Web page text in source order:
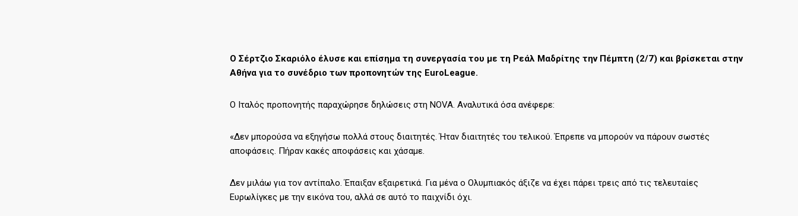
Ο Σέρτζιο Σκαριόλο έλυσε και επίσημα τη συνεργασία του με τη Ρεάλ Μαδρίτης την Πέμπτη (2/7) και βρίσκεται στην
Αθήνα για το συνέδριο των προπονητών της EuroLeague.
Ο Ιταλός προπονητής παραχώρησε δηλώσεις στη NOVA. Αναλυτικά όσα ανέφερε:
«Δεν μπορούσα να εξηγήσω πολλά στους διαιτητές. Ήταν διαιτητές του τελικού. Έπρεπε να μπορούν να πάρουν σωστές
αποφάσεις. Πήραν κακές αποφάσεις και χάσαμε.
Δεν μιλάω για τον αντίπαλο. Έπαιξαν εξαιρετικά. Για μένα ο Ολυμπιακός άξιζε να έχει πάρει τρεις από τις τελευταίες
Ευρωλίγκες με την εικόνα του, αλλά σε αυτό το παιχνίδι όχι.